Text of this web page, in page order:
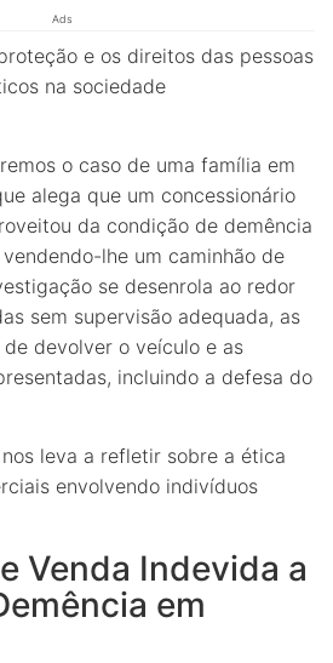
Ads
e os direitos das pessoas
na sociedade
o caso de uma família em
alega que um concessionário
da condição de demência
lhe um caminhão de
se desenrola ao redor
sem supervisão adequada, as
devolver o veículo e as
incluindo a defesa do
leva a refletir sobre a ética
envolvendo indivíduos
Venda Indevida a
em